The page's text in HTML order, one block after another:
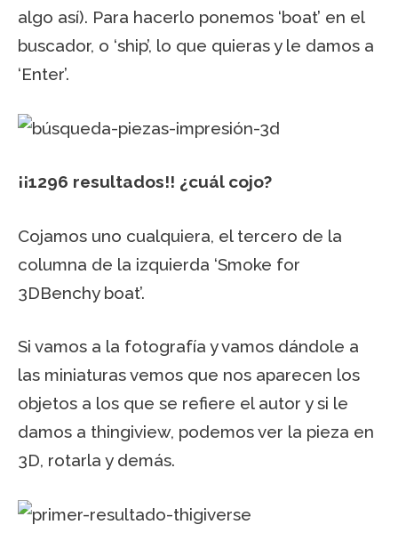
algo así). Para hacerlo ponemos ‘boat’ en el
buscador, o ‘ship’, lo que quieras y le damos a
‘Enter’.
¡¡1296 resultados!! ¿cuál cojo?
Cojamos uno cualquiera, el tercero de la
columna de la izquierda ‘Smoke for
3DBenchy boat’.
Si vamos a la fotografía y vamos dándole a
las miniaturas vemos que nos aparecen los
objetos a los que se refiere el autor y si le
damos a thingiview, podemos ver la pieza en
3D, rotarla y demás.